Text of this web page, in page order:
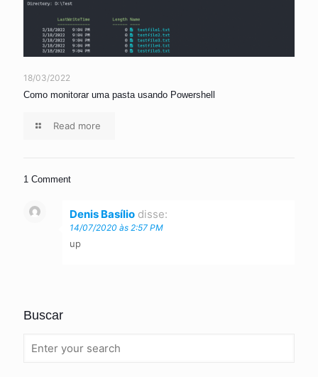
18/03/2022
Como monitorar uma pasta usando Powershell
Read more
1 Comment
Denis Basílio disse:
14/07/2020 às 2:57 PM
up
Buscar